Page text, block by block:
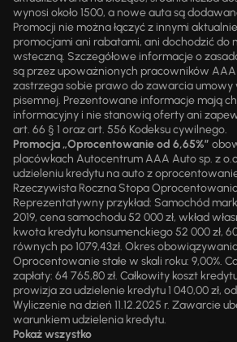
wynosi około 1500, a nowe auta są
Promocji nie można łączyć z innymi
promocjami ani rabatami, ani dochodzić do
wsteczną. Szczegółowe informacje o
są przez upoważnionych pracowników
zastrzega sobie prawo do zawarcia umowy
pisemnej. Prezentowane informacje mają
informacyjny i nie stanowią oferty ani
art. 66 § 1 oraz art. 556 Kodeksu cywilnego.
Promocja „Oprocentowanie od 6,65%”
placówkach Autocentrum AAA Auto sp. z
udzieleniu kredytu na auto z
Rzeczywista Roczna Stopa Oprocentowania
Reprezentatywny przykład: Samochód
2019, cena samochodu 52 000 zł, wkład
kwota kredytu konsumenckiego 52 000 zł,
równych po 1079,43zł. Okres
Oprocentowanie stałe w skali roku: 9,00%.
zapłaty: 64 765,80 zł. Całkowity koszt
prowizja za udzielenie kredytu 1 040,00 zł,
Wyliczenie na dzień 11.12.2025 r. Zawarcie
warunkiem udzielenia kredytu.
Pokaż wszystko